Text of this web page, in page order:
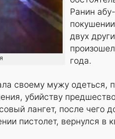
Ранин
двух
года.
своему мужу одеться,
убийству
лангет, после чего
пистолет, вернулся в